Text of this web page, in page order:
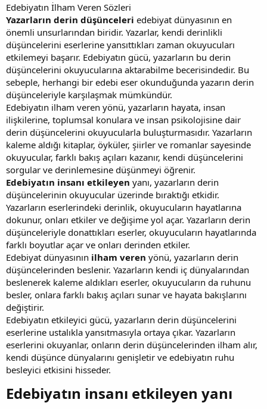
Edebiyatın İlham Veren Sözleri
Yazarların derin düşünceleri edebiyat dünyasının en
önemli unsurlarından biridir. Yazarlar, kendi derinlikli
düşüncelerini eserlerine yansıttıkları zaman okuyucuları
etkilemeyi başarır. Edebiyatın gücü, yazarların bu derin
düşüncelerini okuyucularına aktarabilme becerisindedir. Bu
sebeple, herhangi bir edebi eser okunduğunda yazarın derin
düşünceleriyle karşılaşmak mümkündür.
Edebiyatın ilham veren yönü, yazarların hayata, insan
ilişkilerine, toplumsal konulara ve insan psikolojisine dair
derin düşüncelerini okuyucularla buluşturmasıdır. Yazarların
kaleme aldığı kitaplar, öyküler, şiirler ve romanlar sayesinde
okuyucular, farklı bakış açıları kazanır, kendi düşüncelerini
sorgular ve derinlemesine düşünmeyi öğrenir.
Edebiyatın insanı etkileyen yanı, yazarların derin
düşüncelerinin okuyucular üzerinde bıraktığı etkidir.
Yazarların eserlerindeki derinlik, okuyucuların hayatlarına
dokunur, onları etkiler ve değişime yol açar. Yazarların derin
düşünceleriyle donattıkları eserler, okuyucuların hayatlarında
farklı boyutlar açar ve onları derinden etkiler.
Edebiyat dünyasının ilham veren yönü, yazarların derin
düşüncelerinden beslenir. Yazarların kendi iç dünyalarından
beslenerek kaleme aldıkları eserler, okuyucuların da ruhunu
besler, onlara farklı bakış açıları sunar ve hayata bakışlarını
değiştirir.
Edebiyatın etkileyici gücü, yazarların derin düşüncelerini
eserlerine ustalıkla yansıtmasıyla ortaya çıkar. Yazarların
eserlerini okuyanlar, onların derin düşüncelerinden ilham alır,
kendi düşünce dünyalarını genişletir ve edebiyatın ruhu
besleyici etkisini hisseder.
Edebiyatın insanı etkileyen yanı​